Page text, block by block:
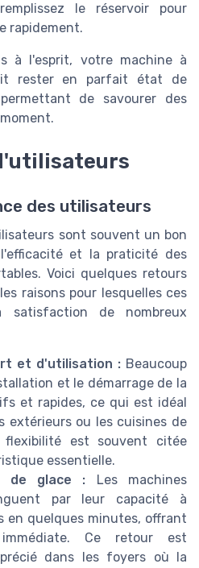
le réservoir pour
rapidement.
à l'esprit, votre machine à
rester en parfait état de
de savourer des
des utilisateurs
sont souvent un bon
et la praticité des
Voici quelques retours
raisons pour lesquelles ces
satisfaction de nombreux
et d'utilisation : Beaucoup
et le démarrage de la
et rapides, ce qui est idéal
extérieurs ou les cuisines de
est souvent citée
essentielle.
de glace : Les machines
par leur capacité à
en quelques minutes, offrant
Ce retour est
dans les foyers où la